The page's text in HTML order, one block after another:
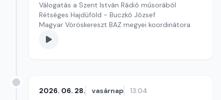
Válogatás a Szent István Rádió műsorából
Rétséges Hajdúföld - Buczkó József
Magyar Vöröskereszt BAZ megyei koordinátora
2026. 06. 28. vasárnap 13:04